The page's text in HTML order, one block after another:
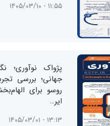
۱۱:۵۵ - ۱۴۰۵/۰۳/۱۰
پژواک نوآوری؛
جهانی؛ بررسی
روسو برای
ایر…
۱۳:۱۳ - ۱۴۰۵/۰۳/۰۱